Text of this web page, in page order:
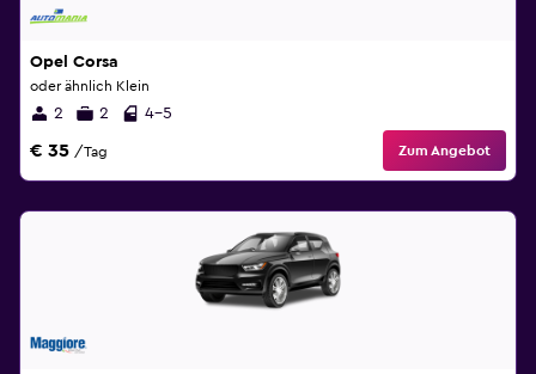
Opel Corsa
oder ähnlich Klein
2 2 4-5
€ 35 /Tag Zum Angebot